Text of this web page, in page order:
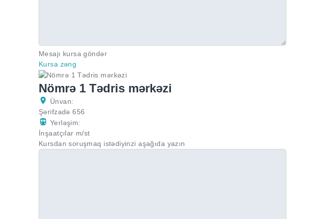
Mesajı kursa göndər
Kursa zəng
Nömrə 1 Tədris mərkəzi
Ünvan:
Şərifzadə 656
Yerləşim:
İnşaatçılar m/st
Kursdan soruşmaq istədiyinzi aşağıda yazın